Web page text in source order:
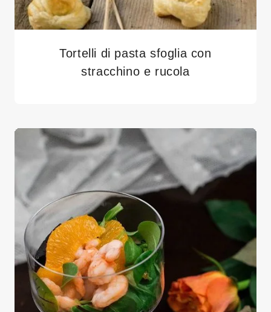
Tortelli di pasta sfoglia con
stracchino e rucola